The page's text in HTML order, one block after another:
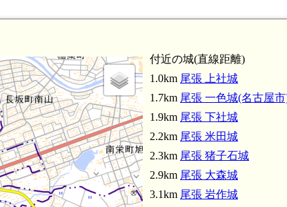
付近の城(直線距離)
1.0km 尾張 上社城
1.7km 尾張 一色城(名古屋
1.9km 尾張 下社城
2.2km 尾張 米田城
2.3km 尾張 猪子石城
2.9km 尾張 大森城
3.1km 尾張 岩作城